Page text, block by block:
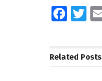
Fa
o
T
er
Related Posts